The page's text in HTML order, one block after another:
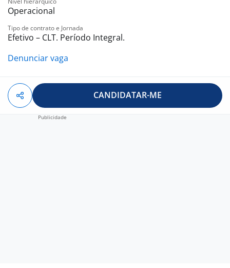
Operacional
Tipo de contrato e Jornada
Efetivo – CLT. Período Integral.
Denunciar vaga
CANDIDATAR-ME